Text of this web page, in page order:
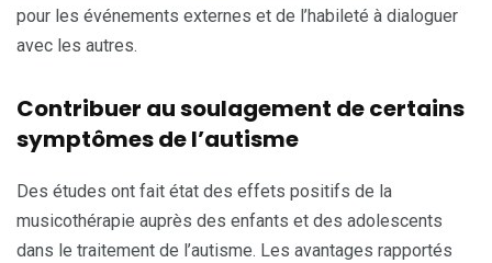
pour les événements externes et de l’habileté à dialoguer
avec les autres.
Contribuer au soulagement de certains
symptômes de l’autisme
Des études ont fait état des effets positifs de la
musicothérapie auprès des enfants et des adolescents
dans le traitement de l’autisme. Les avantages rapportés